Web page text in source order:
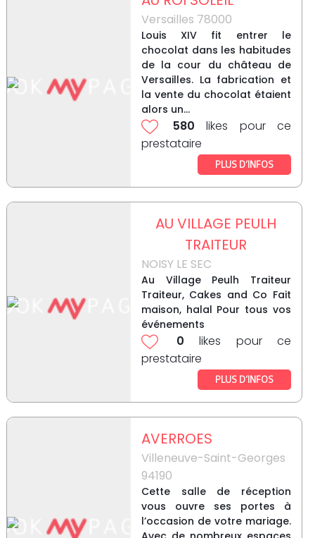
Versailles 78000
Louis XIV fit entrer le
chocolat dans les habitudes
de la cour du château de
Versailles. La fabrication et
la vente du chocolat étaient
alors un...
580 likes pour ce
prestataire
PLUS D’INFOS
AU VILLAGE PEULH
TRAITEUR
NOISY LE SEC
Au Village Peulh Traiteur
Traiteur, Cakes and Co Fait
maison, halal Pour tous vos
événements
0 likes pour ce
prestataire
PLUS D’INFOS
AVERROES
Villeneuve-Saint-Georges
94190
Cette salle de réception
vous ouvre ses portes à
l’occasion de votre mariage.